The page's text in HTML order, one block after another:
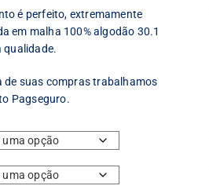
é perfeito, extremamente
em malha 100% algodão 30.1
qualidade.
de suas compras trabalhamos
Pagseguro.